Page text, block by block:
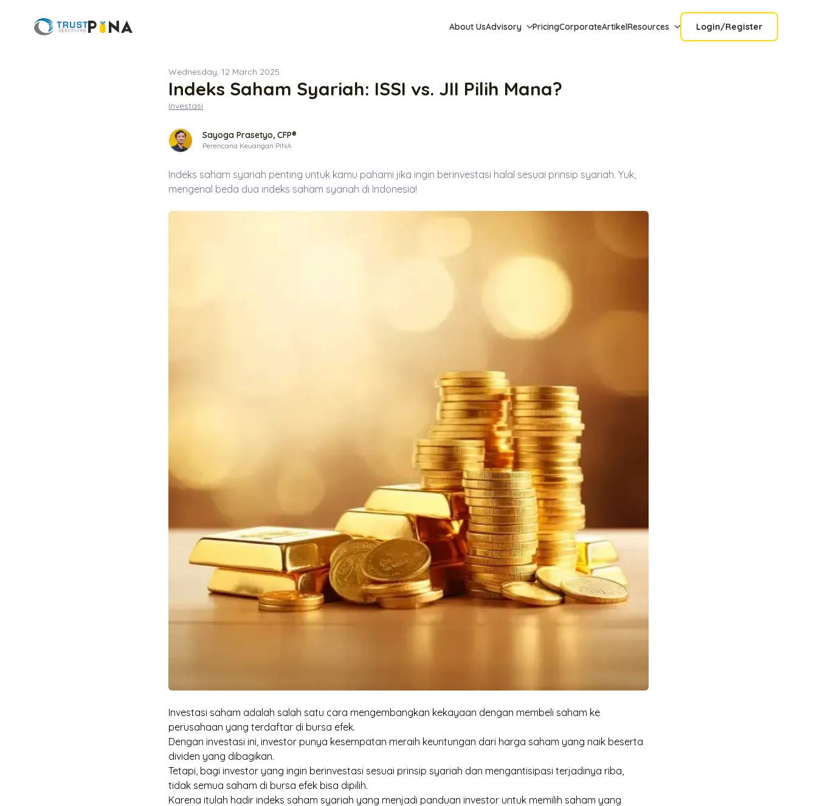
About UsAdvisory PricingCorporateArtikelResources Login/Register
Wednesday, 12 March 2025
Indeks Saham Syariah: ISSI vs. JII Pilih Mana?
Investasi
Sayoga Prasetyo, CFP®
Perencana Keuangan PINA
Indeks saham syariah penting untuk kamu pahami jika ingin berinvestasi halal sesuai prinsip syariah. Yuk,
mengenal beda dua indeks saham syariah di Indonesia!
Investasi saham adalah salah satu cara mengembangkan kekayaan dengan membeli saham ke
perusahaan yang terdaftar di bursa efek.
Dengan investasi ini, investor punya kesempatan meraih keuntungan dari harga saham yang naik beserta
dividen yang dibagikan.
Tetapi, bagi investor yang ingin berinvestasi sesuai prinsip syariah dan mengantisipasi terjadinya riba,
tidak semua saham di bursa efek bisa dipilih.
Karena itulah hadir indeks saham syariah yang menjadi panduan investor untuk memilih saham yang